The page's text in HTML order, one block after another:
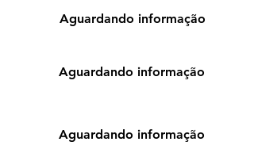
Aguardando informação
Aguardando informação
Aguardando informação